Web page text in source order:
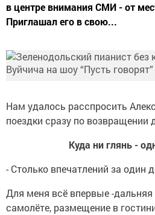
в центре внимания СМИ - от
Приглашал его в свою...
Нам удалось расспросить
поездки сразу по возвращении
Куда ни глянь -
- Столько впечатлений за один
Для меня всё впервые -дальняя
самолёте, размещение в